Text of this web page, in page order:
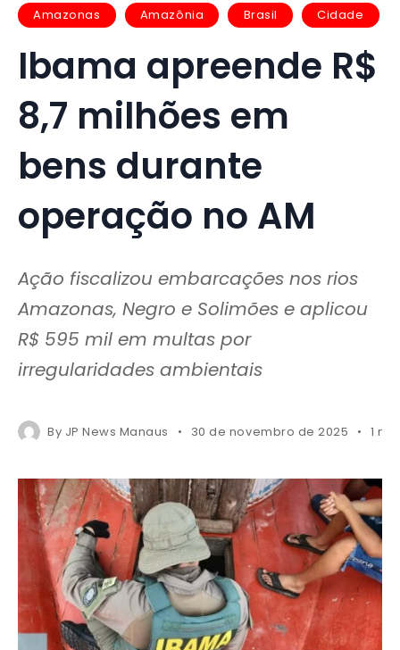
Amazonas Amazônia Brasil Cidade
Ibama apreende R$
8,7 milhões em
bens durante
operação no AM
Ação fiscalizou embarcações nos rios
Amazonas, Negro e Solimões e aplicou
R$ 595 mil em multas por
irregularidades ambientais
By JP News Manaus 30 de novembro de 2025 1